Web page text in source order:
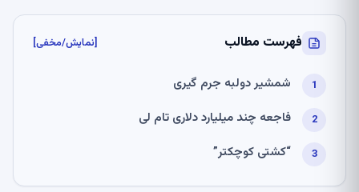
فهرست مطالب [نمایش/مخفی]
شمشیر دولبه جرم گیری
فاجعه چند میلیارد دلاری تام لی
“کشتی کوچکتر”